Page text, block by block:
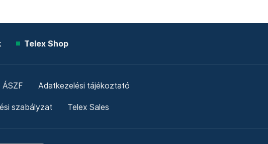
Telex Shop
ÁSZF Adatkezelési tájékoztató
szabályzat Telex Sales